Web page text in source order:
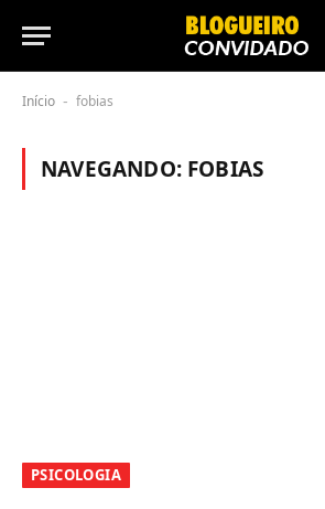
Início - fobias
NAVEGANDO: FOBIAS
PSICOLOGIA